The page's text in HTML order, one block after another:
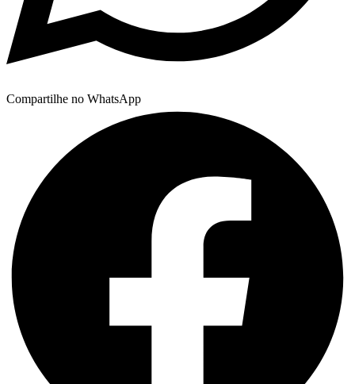
Compartilhe no WhatsApp